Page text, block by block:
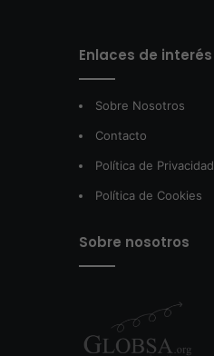
Enlaces de interés
Sobre Nosotros
Contacto
Política de Privacidad
Política de Cookies
Sobre nosotros